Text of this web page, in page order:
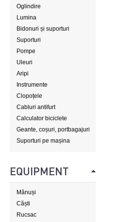
Oglindire
Lumina
Bidonuri și suporturi
Suporturi
Pompe
Uleuri
Aripi
Instrumente
Clopoțele
Cabluri antifurt
Calculator biciclete
Geante, coșuri, portbagajuri
Suporturi pe mașina
EQUIPMENT
Mănuși
Căști
Rucsac